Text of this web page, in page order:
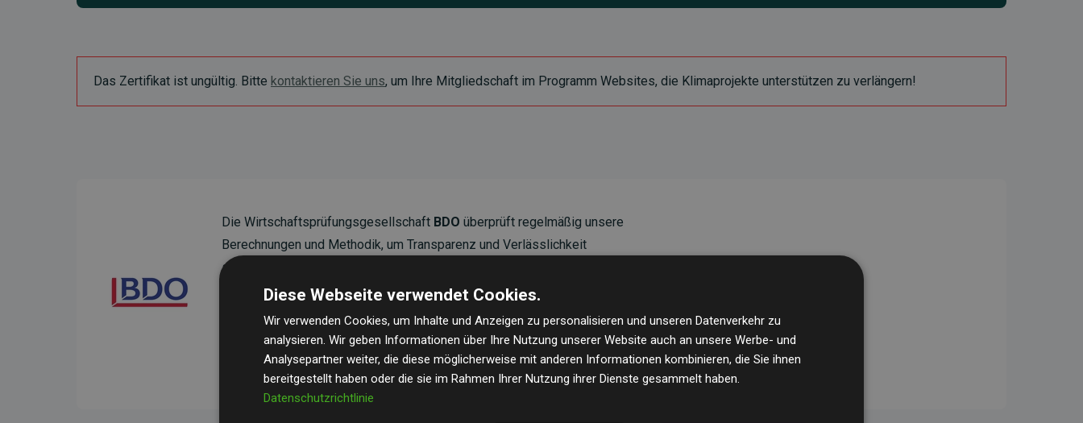
Das Zertifikat ist ungültig. Bitte kontaktieren Sie uns, um Ihre Mitgliedschaft im Programm Websites, die Klimaprojekte unterstützen zu verlängern!
Die Wirtschaftsprüfungsgesellschaft BDO überprüft regelmäßig unsere
Berechnungen und Methodik, um Transparenz und Verlässlichkeit
sicherzustellen.
Ihre Prüfungen belegen, dass unsere Investitionen in Klimaschutzprojekte im
Durchschnitt200 % der geschätzten CO₂-Emissionender teilnehmenden
Websites kompensieren – ein klarer Nachweis für die messbare Klimawirkung
unseres Ansatzes.
Diese Webseite verwendet Cookies.
Wir verwenden Cookies, um Inhalte und Anzeigen zu personalisieren und unseren Datenverkehr zu
analysieren. Wir geben Informationen über Ihre Nutzung unserer Website auch an unsere Werbe- und
Analysepartner weiter, die diese möglicherweise mit anderen Informationen kombinieren, die Sie ihnen
bereitgestellt haben oder die sie im Rahmen Ihrer Nutzung ihrer Dienste gesammelt haben.
Datenschutzrichtlinie